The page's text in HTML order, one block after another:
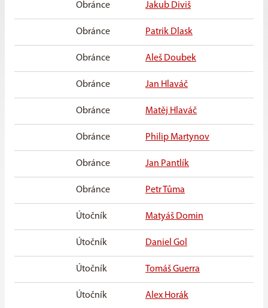
Obránce Jakub Diviš
Obránce Patrik Dlask
Obránce Aleš Doubek
Obránce Jan Hlaváč
Obránce Matěj Hlaváč
Obránce Philip Martynov
Obránce Jan Pantlík
Obránce Petr Tůma
Útočník Matyáš Domin
Útočník Daniel Gol
Útočník Tomáš Guerra
Útočník Alex Horák